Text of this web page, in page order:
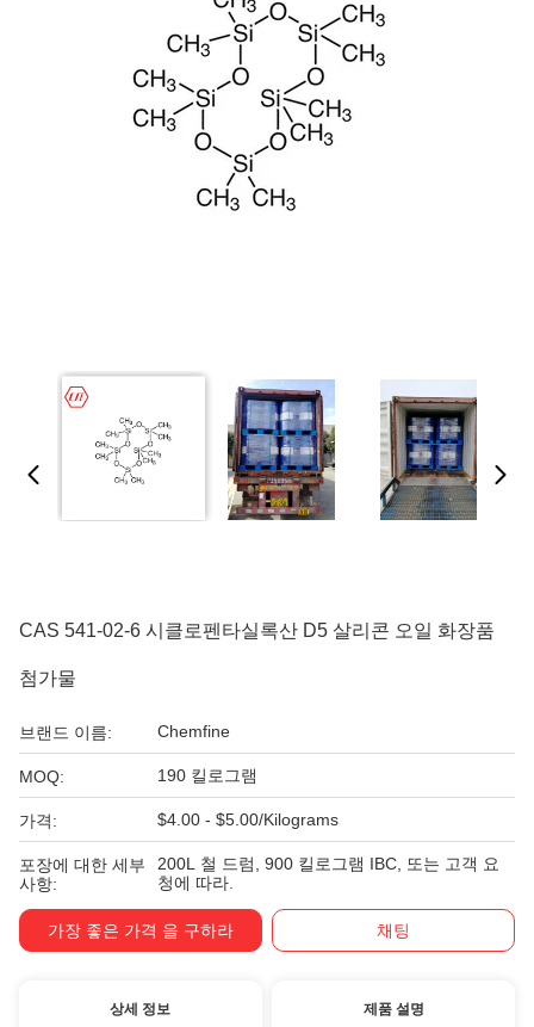
CAS 541-02-6 시클로펜타실록산 D5 살리콘 오일 화장품
첨가물
브랜드 이름: Chemfine
MOQ: 190 킬로그램
가격: $4.00 - $5.00/Kilograms
포장에 대한 세부
사항:
200L 철 드럼, 900 킬로그램 IBC, 또는 고객 요
청에 따라.
가장 좋은 가격 을 구하라 채팅
상세 정보 제품 설명